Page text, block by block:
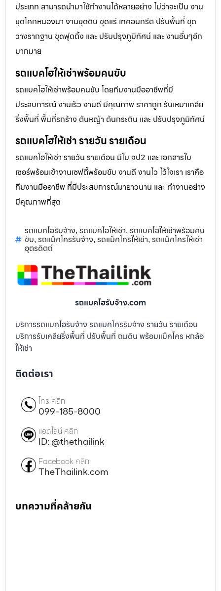
ประเภท สามารถนำมาใช้ทำงานได้หลายอย่าง ไม่ว่าจะเป็น งาน
ขุดโคกหนองนา งานขุดดิน ขุดแร่ เทคอนกรีต ปรับพื้นที่ ขุด
วางรากฐาน ขุดฟุตติ้ง และ ปรับปรุงภูมิทัศน์ และ งานอื่นๆอีก
มากมาย
รถแบคโฮให้เช่าพร้อมคนขับ
รถแบคโฮให้เช่าพร้อมคนขับ โดยทีมงานมืออาชีพที่มี
ประสบการณ์ งานเร็ว งานดี มีคุณภาพ ราคาถูก รับเหมาเคลีย
ริ่งพื้นที่ พื้นที่รกร้าง ต้นหญ้า ต้นกระถิน และ ปรับปรุงภูมิทัศน์
รถแบคโฮให้เช่า รายวัน รายเดือน
รถแบคโฮให้เช่า รายวัน รายเดือน มีใบ จป2 และ เอกสารใบ
เซอร์พร้อมเข้างานเซฟตี้พร้อมขับ งานดี งานไว ไว้ใจเรา เราคือ
ทีมงานมืออาชีพ ที่มีประสบการณ์มายาวนาน และ ทำงานอย่าง
มีคุณภาพที่สุด
รถแบคโฮรับจ้าง, รถแบคโฮให้เช่า, รถแบคโฮให้เช่าพร้อมคน
ขับ, รถแม็คโครรับจ้าง, รถแม็คโครให้เช่า, รถแม็คโครให้เช่า
อุตรดิตถ์
รถแบคโฮรับจ้าง.com
บริการรถแบคโฮรับจ้าง รถแมคโครรับจ้าง รายวัน รายเดือน
บริการรับเคลียริ่งพื้นที่ ปรับพื้นที่ ถมดิน พร้อมแม็คโคร หกล้อ
ให้เช่า
ติดต่อเรา
โทร คลิก
099-185-8000
แอดไลน์ คลิก
ID: @thethailink
Facebook คลิก
TheThailink.com
บทความที่คล้ายกัน